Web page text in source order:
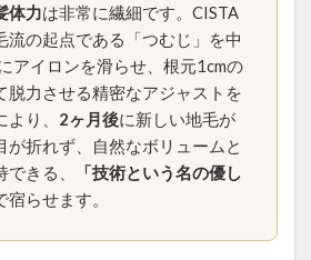
体力は非常に繊細です。CISTA
流の起点である「つむじ」を中
アイロンを滑らせ、根元1cmの
脱力させる精密なアジャストを
り、 2ヶ月後に新しい地毛が
が折れず、自然なボリュームと
きる、
「技術という名の優し
らせます。
同時施術
回復美容
回復美容の理念
地毛風ストレート
妊婦さんの縮毛矯正
学校生活 学生
家族との絆
思春期